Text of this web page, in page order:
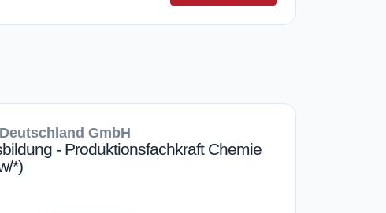
GmbH
- Produktionsfachkraft Chemie
*)